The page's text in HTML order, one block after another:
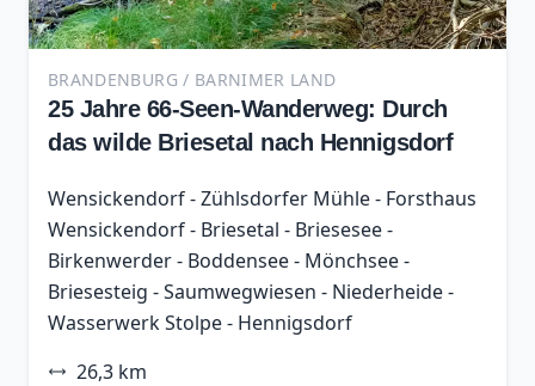
BRANDENBURG / BARNIMER LAND
25 Jahre 66-Seen-Wanderweg: Durch
das wilde Briesetal nach Hennigsdorf
Wensickendorf - Zühlsdorfer Mühle - Forsthaus
Wensickendorf - Briesetal - Briesesee -
Birkenwerder - Boddensee - Mönchsee -
Briesesteig - Saumwegwiesen - Niederheide -
Wasserwerk Stolpe - Hennigsdorf
26,3 km